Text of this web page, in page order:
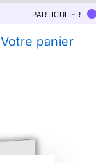
particulier
Votre panier